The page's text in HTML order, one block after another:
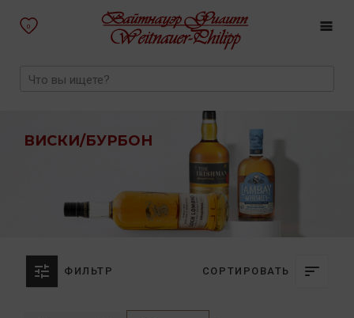
0
ВИСКИ/БУРБОН
ФИЛЬТР СОРТИРОВАТЬ